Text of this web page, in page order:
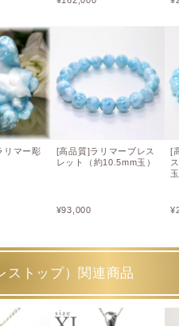
リマー彫
[高品質]ラリマーブレス
レット（約10.5mm玉）
¥93,000
[
¥
ストップ）関連商品